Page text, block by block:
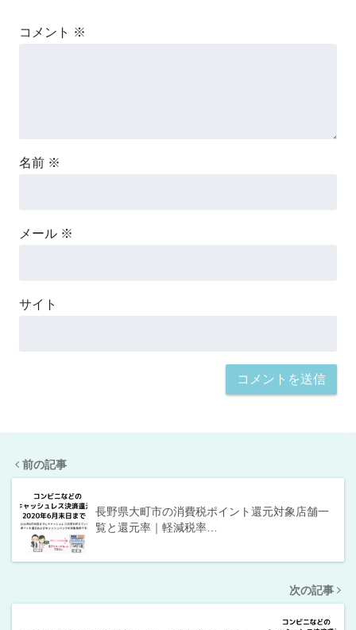
コメント ※
名前 ※
メール ※
サイト
前の記事
長野県大町市の消費税ポイント還元対象店舗一
覧と還元率｜軽減税率…
次の記事